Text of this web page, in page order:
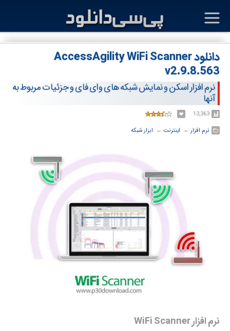
دانلود AccessAgility WiFi Scanner
v2.9.8.563
نرم افزار اسکن و نمایش شبکه های وای فای و جزئیات مربوط به
آنها
13,363
نرم افزار ← ‏ اینترنت ← ‏ ابزار شبکه
نرم افزار WiFi Scanner